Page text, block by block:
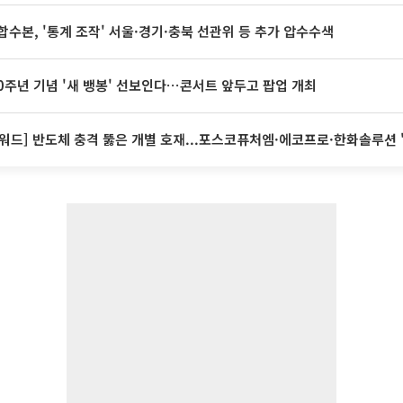
수본, '통계 조작' 서울·경기·충북 선관위 등 추가 압수수색
년 기념 '새 뱅봉' 선보인다⋯콘서트 앞두고 팝업 개최
드] 반도체 충격 뚫은 개별 호재...포스코퓨처엠·에코프로·한화솔루